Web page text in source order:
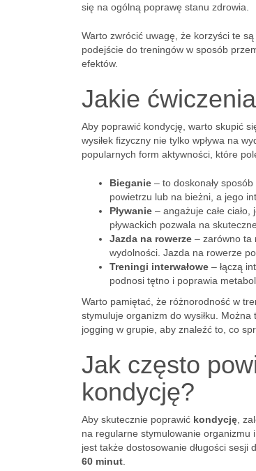
się na ogólną poprawę stanu zdrowia.
Warto zwrócić uwagę, że korzyści te
podejście do treningów w sposób
efektów.
Jakie
Aby poprawić kondycję, warto skupić
wysiłek fizyczny nie tylko wpływa na
popularnych form aktywności, które
Bieganie – to doskonały
powietrzu lub na bieżni, a jego
Pływanie – angażuje całe
pływackich pozwala na
Jazda na rowerze – zarówno ta
wydolności. Jazda na rowerze
Treningi interwałowe – łączą
podnosi tętno i poprawia
Warto pamiętać, że różnorodność w
stymuluje organizm do wysiłku.
jogging w grupie, aby znaleźć to, co
Jak często
kondycję?
Aby skutecznie poprawić kondycję ,
na regularne stymulowanie organizmu
jest także dostosowanie długości
60 minut